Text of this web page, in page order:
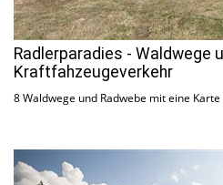
Radlerparadies - Waldwege
Kraftfahzeugeverkehr
8 Waldwege und Radwebe mit eine Karte